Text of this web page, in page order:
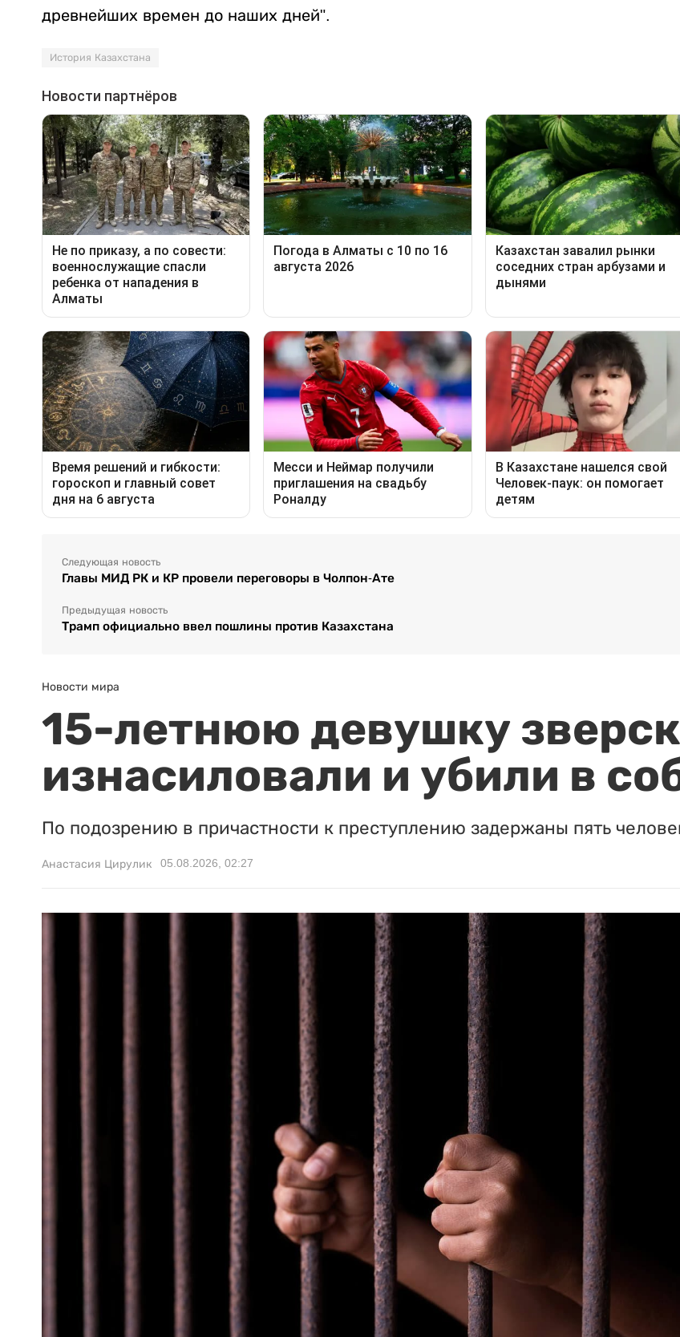
древнейших времен до наших дней".
История Казахстана
Следующая новость
Главы МИД РК и КР провели переговоры в Чолпон-Ате
Предыдущая новость
Трамп официально ввел пошлины против Казахстана
Новости мира
15-летнюю девушку
изнасиловали и убили в
По подозрению в причастности к преступлению задержаны пять
Анастасия Цирулик 05.08.2026, 02:27